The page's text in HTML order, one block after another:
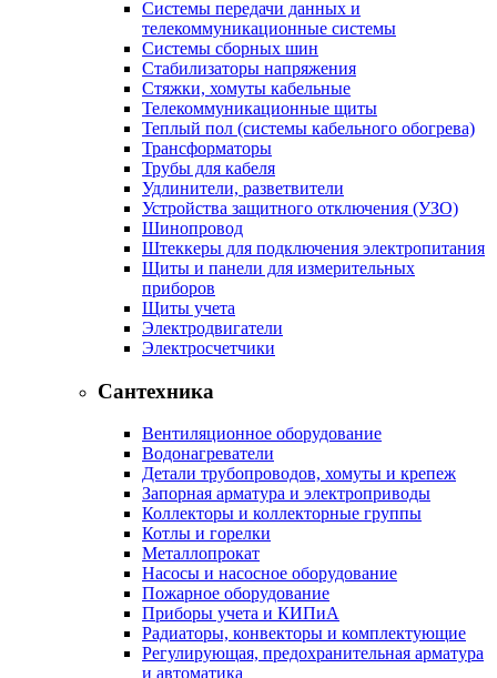
Системы передачи данных и
телекоммуникационные системы
Системы сборных шин
Стабилизаторы напряжения
Стяжки, хомуты кабельные
Телекоммуникационные щиты
Теплый пол (системы кабельного обогрева)
Трансформаторы
Трубы для кабеля
Удлинители, разветвители
Устройства защитного отключения (УЗО)
Шинопровод
Штеккеры для подключения электропитания
Щиты и панели для измерительных
приборов
Щиты учета
Электродвигатели
Электросчетчики
Сантехника
Вентиляционное оборудование
Водонагреватели
Детали трубопроводов, хомуты и крепеж
Запорная арматура и электроприводы
Коллекторы и коллекторные группы
Котлы и горелки
Металлопрокат
Насосы и насосное оборудование
Пожарное оборудование
Приборы учета и КИПиА
Радиаторы, конвекторы и комплектующие
Регулирующая, предохранительная арматура
и автоматика